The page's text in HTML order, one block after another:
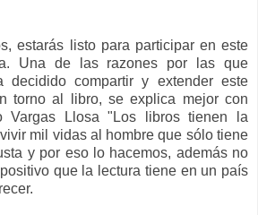
estarás listo para participar en este
Una de las razones por las que
decidido compartir y extender este
torno al libro, se explica mejor con
Vargas Llosa "Los libros tienen la
mil vidas al hombre que sólo tiene
y por eso lo hacemos, además no
que la lectura tiene en un país